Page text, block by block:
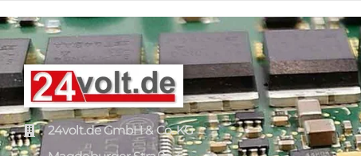
24volt.de GmbH & Co. KG